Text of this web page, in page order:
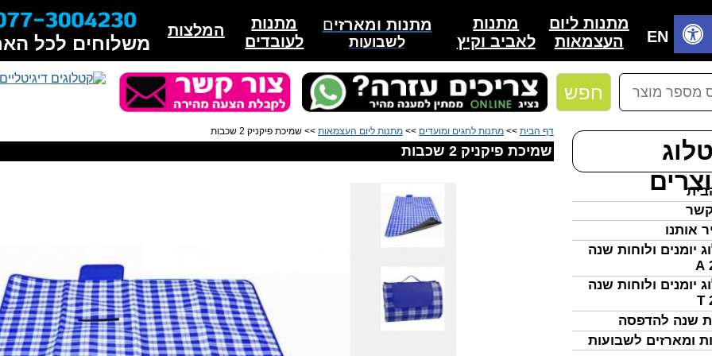
חפש
אותנו
יומנים ולוחות שנה
יומנים ולוחות שנה
שנה להדפסה
ומארזים לשבועות
EN
מתנות
לאביב וקיץ
המלצות
מתנות
לעובדים
מתנות ומארזים
לשבועות
מתנות ליום
העצמאות
משלוחים לכל
דף הבית >> מתנות לחגים ומועדים >> מתנות ליום העצמאות >> שמיכת פיקניק 2 שכבות
שמיכת פיקניק 2 שכבות